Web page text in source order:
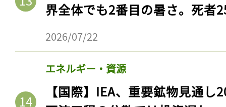
界全体でも2番目の暑さ。死者
2026/07/22
エネルギー・資源
【国際】IEA、重要鉱物見通